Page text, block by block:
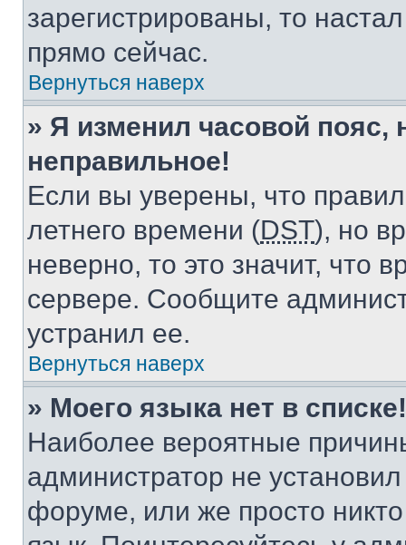
зарегистрированы, то
прямо сейчас.
Вернуться наверх
» Я изменил часовой пояс,
неправильное!
Если вы уверены, что
летнего времени (DST), но
неверно, то это значит, что
сервере. Сообщите
устранил ее.
Вернуться наверх
» Моего языка нет в списке!
Наиболее вероятные
администратор не
форуме, или же просто